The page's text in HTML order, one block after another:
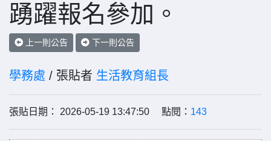
踴躍報名參加。
上一則公告 下一則公告
學務處 / 張貼者 生活教育組長
張貼日期： 2026-05-19 13:47:50 點閱： 143